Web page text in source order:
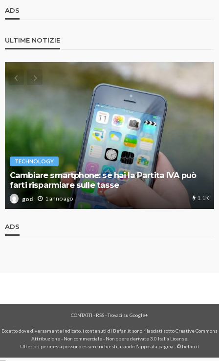
ADS
ULTIME NOTIZIE
TECHNOLOGY
Cambiare smartphone: se hai la Partita IVA può
farti risparmiare sulle tasse
god 1 anno ago 1.1K
ADS
CONTATTI - RSS-Trovaci su Google+
Eccetto dove diversamente indicato, i contenuti di Befan.it sono rilasciati sotto Creative Commons
Attribuzione - Non commerciale - Non opere derivate 3.0 Italia License.
Ulteriori permessi possono essere richiesti usando l'apposita pagina - © befan.it